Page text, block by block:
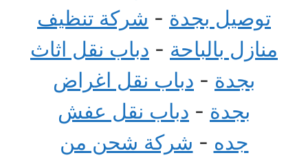
توصيل بجدة - شركة تنظيف
منازل بالباحة - دباب نقل اثاث
بجدة - دباب نقل اغراض
بجدة - دباب نقل عفش
جده - شركة شحن من